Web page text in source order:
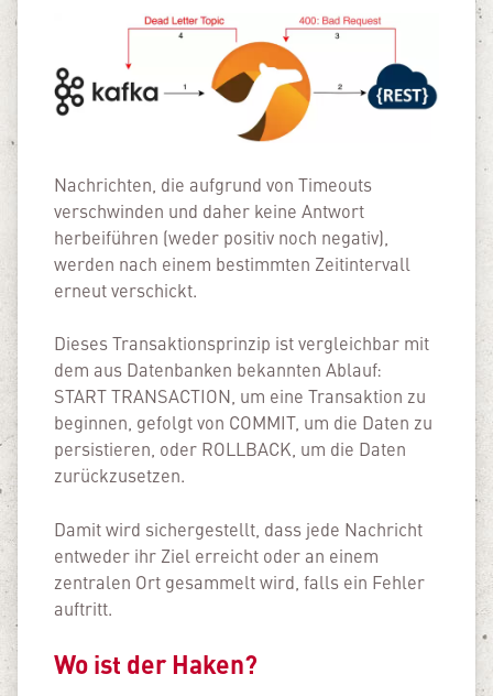
Nachrichten, die aufgrund von Timeouts
verschwinden und daher keine Antwort
herbeiführen (weder positiv noch negativ),
werden nach einem bestimmten Zeitintervall
erneut verschickt.
Dieses Transaktionsprinzip ist vergleichbar mit
dem aus Datenbanken bekannten Ablauf:
START TRANSACTION, um eine Transaktion zu
beginnen, gefolgt von COMMIT, um die Daten zu
persistieren, oder ROLLBACK, um die Daten
zurückzusetzen.
Damit wird sichergestellt, dass jede Nachricht
entweder ihr Ziel erreicht oder an einem
zentralen Ort gesammelt wird, falls ein Fehler
auftritt.
Wo ist der Haken?